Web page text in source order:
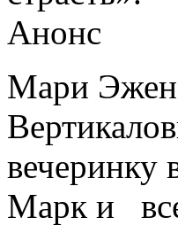
Мaри Эжен
вечеринку
Марк и